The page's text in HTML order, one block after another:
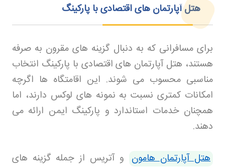
هتل آپارتمان های اقتصادی با پارکینگ
برای مسافرانی که به دنبال گزینه های مقرون به صرفه
هستند، هتل آپارتمان های اقتصادی با پارکینگ انتخاب
مناسبی محسوب می شوند. این اقامتگاه ها اگرچه
امکانات کمتری نسبت به نمونه های لوکس دارند، اما
همچنان خدمات استاندارد و پارکینگ ایمن ارائه می
دهند.
هتل آپارتمان هامون و آتریس از جمله گزینه های